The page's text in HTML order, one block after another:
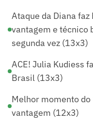
Ataque da Diana
vantagem e técnico
segunda vez (13x3)
ACE! Julia Kudiess
Brasil (13x3)
Melhor momento
vantagem (12x3)